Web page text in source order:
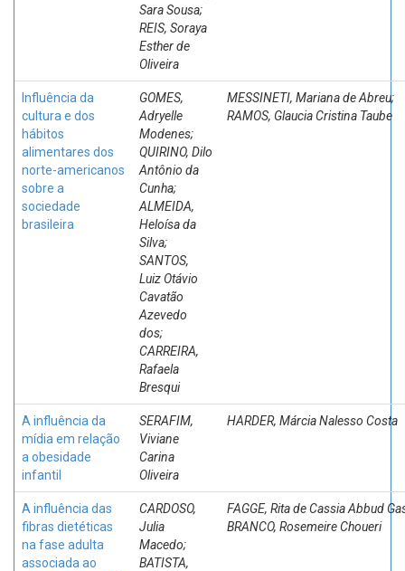
Sara Sousa;
REIS, Soraya
Esther de
Oliveira
Influência da
cultura e dos
hábitos
alimentares dos
norte-americanos
sobre a
sociedade
brasileira
GOMES,
Adryelle
Modenes;
QUIRINO, Dilo
Antônio da
Cunha;
ALMEIDA,
Heloísa da
Silva;
SANTOS,
Luiz Otávio
Cavatão
Azevedo
dos;
CARREIRA,
Rafaela
Bresqui
MESSINETI, Mariana de Abreu;
RAMOS, Glaucia Cristina Taube
A influência da
mídia em relação
a obesidade
infantil
SERAFIM,
Viviane
Carina
Oliveira
HARDER, Márcia Nalesso Costa
A influência das
fibras dietéticas
na fase adulta
associada ao
CARDOSO,
Julia
Macedo;
BATISTA,
FAGGE, Rita de Cassia Abbud
BRANCO, Rosemeire Choueri